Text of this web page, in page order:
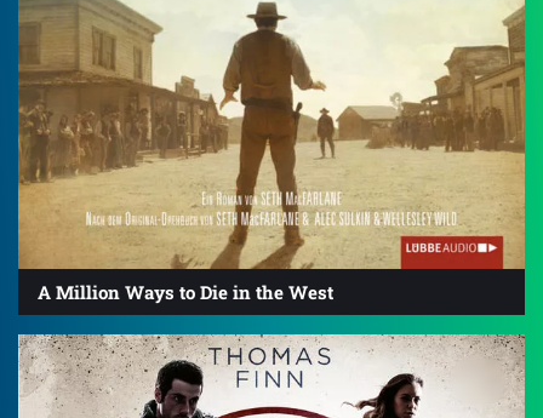
A Million Ways to Die in the West